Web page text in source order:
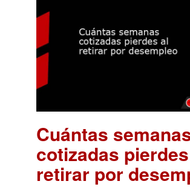
Cuántas
cotizadas
retirar por